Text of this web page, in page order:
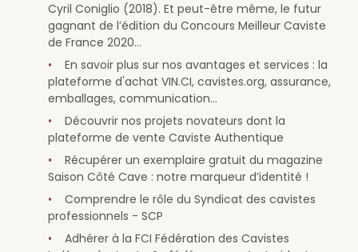
Cyril Coniglio (2018). Et peut-être même, le futur
gagnant de l’édition du Concours Meilleur Caviste
de France 2020…
En savoir plus sur nos avantages et services : la
plateforme d'achat VIN.CI, cavistes.org, assurance,
emballages, communication…
Découvrir nos projets novateurs dont la
plateforme de vente Caviste Authentique
Récupérer un exemplaire gratuit du magazine
Saison Côté Cave : notre marqueur d’identité !
Comprendre le rôle du Syndicat des cavistes
professionnels - SCP
Adhérer à la FCI Fédération des Cavistes